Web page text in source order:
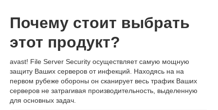
Почему стоит выбрать
этот продукт?
avast! File Server Security осуществляет самую мощную
защиту Ваших серверов от инфекций. Находясь на на
первом рубеже обороны он сканирует весь трафик Ваших
серверов не затрагивая производительность, выделенную
для основных задач.